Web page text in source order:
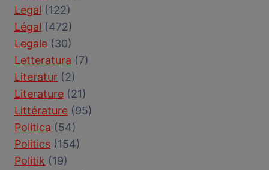
Legal (122)
Légal (472)
Legale (30)
Letteratura (7)
Literatur (2)
Literature (21)
Littérature (95)
Politica (54)
Politics (154)
Politik (19)